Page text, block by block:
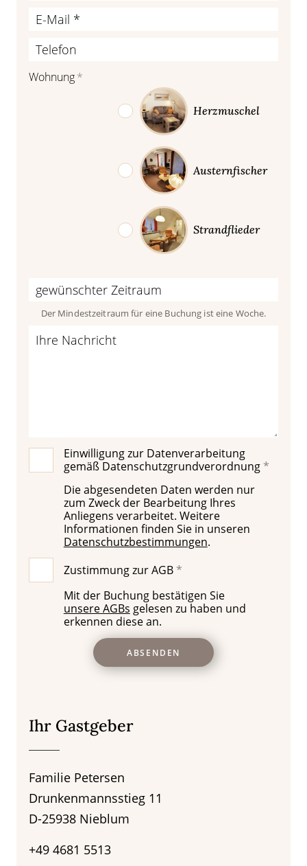
Wohnung*
Herzmuschel
Austernfischer
Strandflieder
Der Mindestzeitraum für eine Buchung ist eine Woche.
Einwilligung zur Datenverarbeitung
gemäß Datenschutzgrundverordnung
Die abgesendeten Daten werden nur
zum Zweck der Bearbeitung Ihres
Anliegens verarbeitet. Weitere
Informationen finden Sie in unseren
Datenschutzbestimmungen.
Zustimmung zur AGB
Mit der Buchung bestätigen Sie
unsere AGBs gelesen zu haben und
erkennen diese an.
ABSENDEN
Ihr Gastgeber
Familie Petersen
Drunkenmannsstieg 11
D-25938 Nieblum
+49 4681 5513